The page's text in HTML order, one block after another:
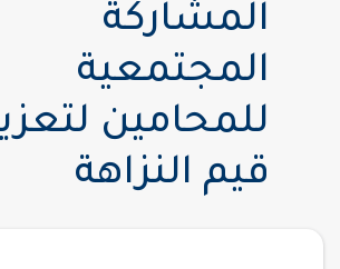
المشاركة
المجتمعية
للمحامين لتعزيز
قيم النزاهة